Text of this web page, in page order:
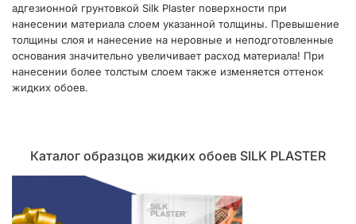
адгезионной грунтовкой Silk Plaster поверхности при
нанесении материала слоем указанной толщины. Превышение
толщины слоя и нанесение на неровные и неподготовленные
основания значительно увеличивает расход материала! При
нанесении более толстым слоем также изменяется оттенок
жидких обоев.
Каталог образцов жидких обоев SILK PLASTER